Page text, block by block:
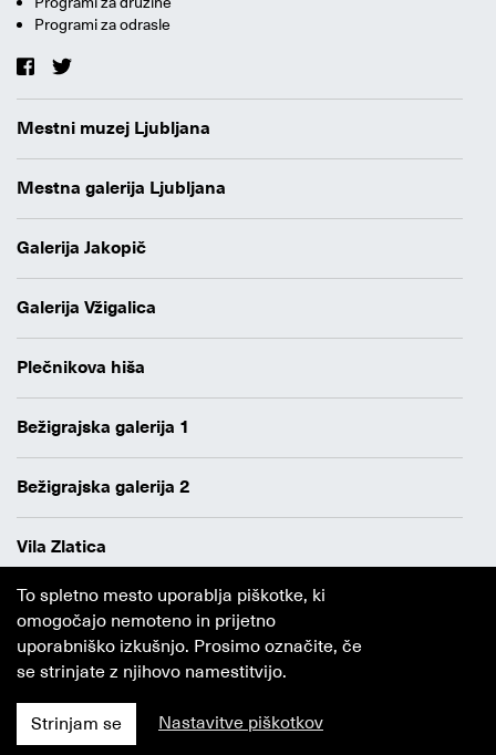
Programi za odrasle
Mestni muzej Ljubljana
Mestna galerija Ljubljana
Galerija Jakopič
Galerija Vžigalica
Plečnikova hiša
Bežigrajska galerija 1
Bežigrajska galerija 2
Vila Zlatica
Varstvo osebnih podatkov
Avtorji
Obvestilo o piškotkih
To spletno mesto uporablja piškotke, ki
omogočajo nemoteno in prijetno
uporabniško izkušnjo. Prosimo označite, če
se strinjate z njihovo namestitvijo.
Strinjam se Nastavitve piškotkov